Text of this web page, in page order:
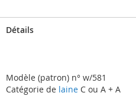
Détails
Modèle (patron) n° w/581
Catégorie de laine C ou A + A